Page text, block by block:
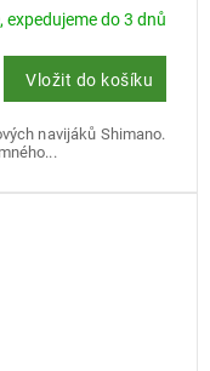
expedujeme do 3 dnů
Vložit do košíku
navijáků Shimano.